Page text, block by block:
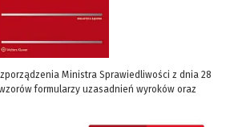
Ministra Sprawiedliwości z dnia 28
formularzy uzasadnień wyroków oraz